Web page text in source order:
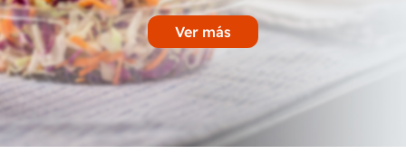
Ver más